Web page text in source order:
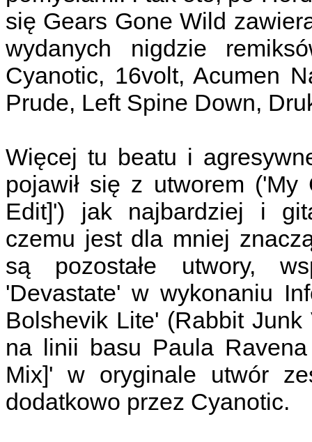
się Gears Gone Wild
wydanych nigdzie
Cyanotic, 16volt, Acumen
Prude, Left Spine Down,
Więcej tu beatu i
pojawił się z utworem
Edit]') jak najbardziej i
czemu jest dla mniej
są pozostałe utwory,
'Devastate' w wykonaniu
Bolshevik Lite' (Rabbit
na linii basu Paula
Mix]' w oryginale utwór
dodatkowo przez Cyanotic.